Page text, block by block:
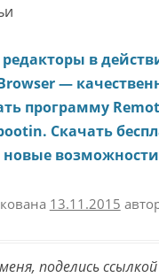
редакторы в
—
программу
Скачать
новые
13.11.2015
поделись